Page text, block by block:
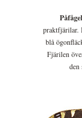
praktfjärilar.
blå
Fjärilen
den